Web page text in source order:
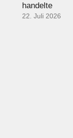
handelte
22. Juli 2026